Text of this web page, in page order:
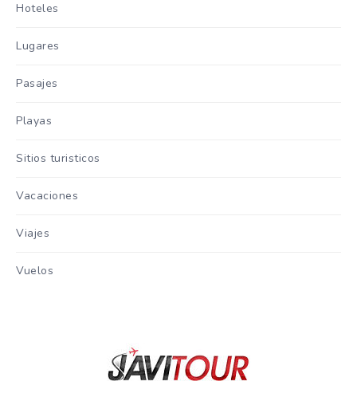
Hoteles
Lugares
Pasajes
Playas
Sitios turisticos
Vacaciones
Viajes
Vuelos